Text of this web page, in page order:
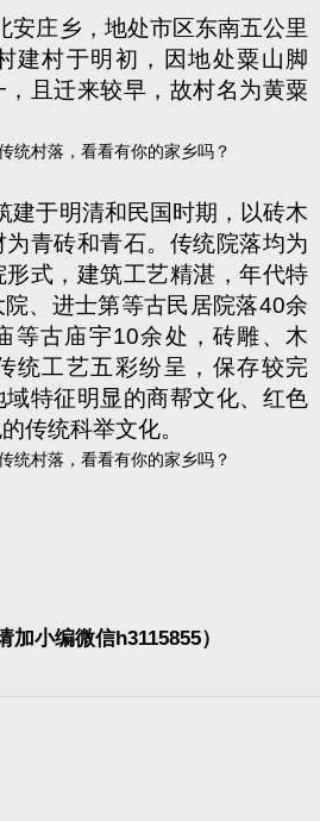
安庄乡，地处市区东南五公里
建村于明初，因地处粟山脚
且迁来较早，故村名为黄粟
建于明清和民国时期，以砖木
青砖和青石。传统院落均为
式，建筑工艺精湛，年代特
、进士第等古民居院落40余
等古庙宇10余处，砖雕、木
统工艺五彩纷呈，保存较完
特征明显的商帮文化、红色
传统科举文化。
加小编微信h3115855）